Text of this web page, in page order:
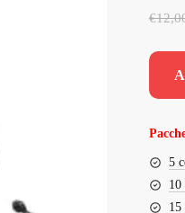
€
5
10
15